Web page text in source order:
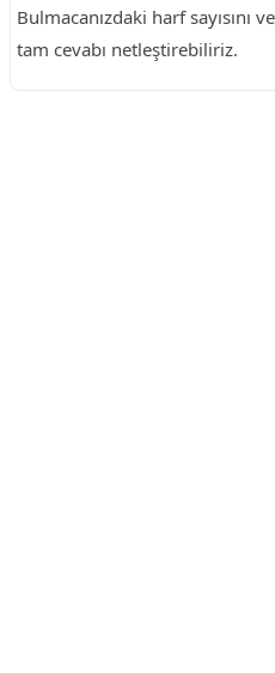
Bulmacanızdaki harf sayısını
tam cevabı netleştirebiliriz.